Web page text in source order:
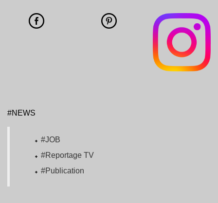
#NEWS
#JOB
#Reportage TV
#Publication